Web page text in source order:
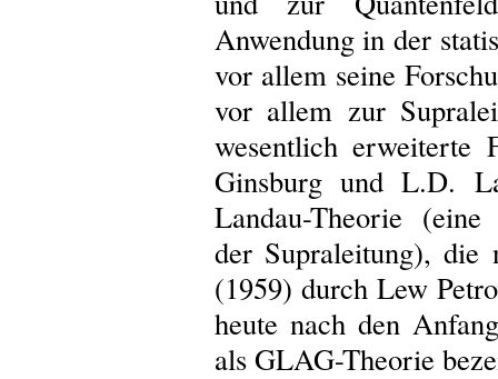
Anwendung in der
vor allem seine
vor allem zur
wesentlich erweiterte
Ginsburg und L.D.
Landau-Theorie
der Supraleitung),
(1959) durch Lew
heute nach den
als GLAG-Theorie